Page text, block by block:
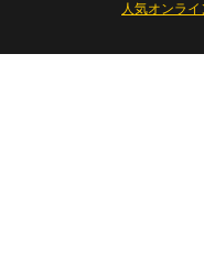
人気オンラ